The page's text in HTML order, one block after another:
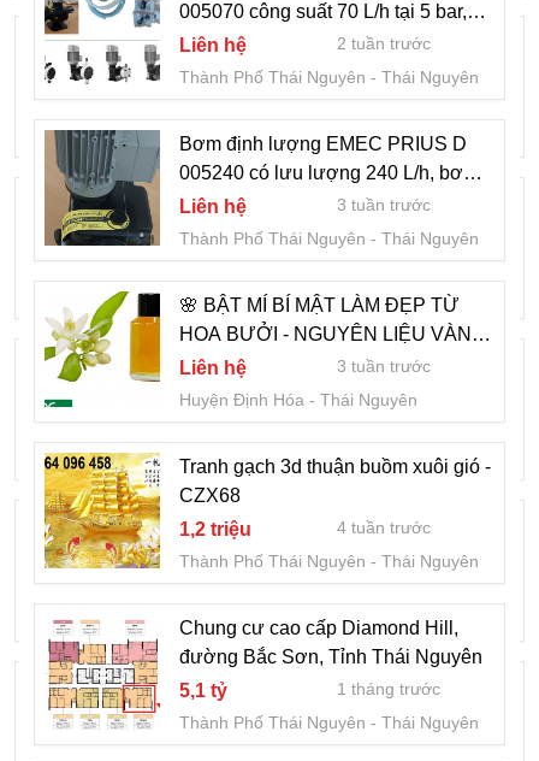
Chung cư cao cấp Diamond Hill, đường
Bắc Sơn, Tỉnh Thái Nguyên
5,1 tỷ
1 tháng trước
Thành Phố Thái Nguyên
Thái Nguyên
⭐ NGUỒN HÀNG ỔN ĐỊNH LÀ NỀN
TẢNG GIÚP NGƯỜI MỚI KINH DOANH
PHÁT TRIỂN LÂU DÀI - 0822.879.469
(HẢO)
35 ngàn
1 tháng trước
Huyện Đồng Hỷ
Thái Nguyên
🏪 MỞ SHOP NHỎ VẪN CÓ THỂ KINH
DOANH HIỆU QUẢ VỚI NGUỒN GIÁ
TỐT - 0822.879.469 (HẢO)
35 ngàn
2 tháng trước
Huyện Đại Từ
Thái Nguyên
ĐẤT NỀN TRUNG TÂM TP PHỔ YÊN
THÁI NGUYÊN 🔥 📍 Tân Phú City –
24
2 tháng trước
Huyện Phổ Yên
Thái Nguyên
TÂN PHÚ CITY - ĐẶC QUYỀN QUÀ
TẶNG DÀNH RIÊNG CHO 10 KHÁCH
HÀNG ĐẦU TIÊN
1,9 tỷ
2 tháng trước
005070 công suất 70 L/h tại 5 bar,
phù hợp cho nhà thầu xây dựng hồ
bơi
Liên hệ
2 tuần trước
Thành Phố Thái Nguyên
Thái Nguyên
Bơm định lượng EMEC PRIUS D
005240 có lưu lượng 240 L/h, bơm
là giải pháp lý tưởng cho các dự án
xử lý nước lớn.
Liên hệ
3 tuần trước
Thành Phố Thái Nguyên
Thái Nguyên
🌸 BẬT MÍ BÍ MẬT LÀM ĐẸP TỪ
HOA BƯỞI - NGUYÊN LIỆU VÀNG
TRONG MỸ PHẨM TỰ NHIÊN 🌸
Liên hệ
3 tuần trước
Huyện Định Hóa
Thái Nguyên
Tranh gạch 3d thuận buồm xuôi gió -
CZX68
1,2 triệu
4 tuần trước
Thành Phố Thái Nguyên
Thái Nguyên
Chung cư cao cấp Diamond Hill,
đường Bắc Sơn, Tỉnh Thái Nguyên
5,1 tỷ
1 tháng trước
Thành Phố Thái Nguyên
Thái Nguyên